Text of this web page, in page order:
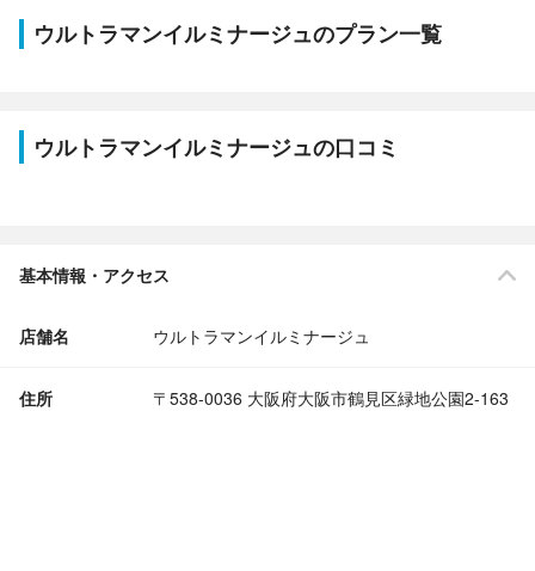
ウルトラマンイルミナージュのプラン一覧
ウルトラマンイルミナージュの口コミ
基本情報・アクセス
店舗名 ウルトラマンイルミナージュ
住所 〒538-0036 大阪府大阪市鶴見区緑地公園2-163